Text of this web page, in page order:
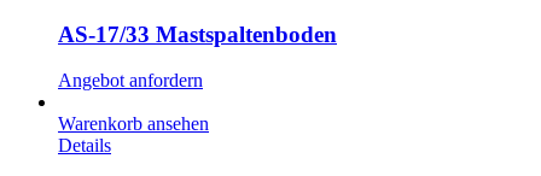
AS-17/33 Mastspaltenboden
Angebot anfordern
Warenkorb ansehen
Details